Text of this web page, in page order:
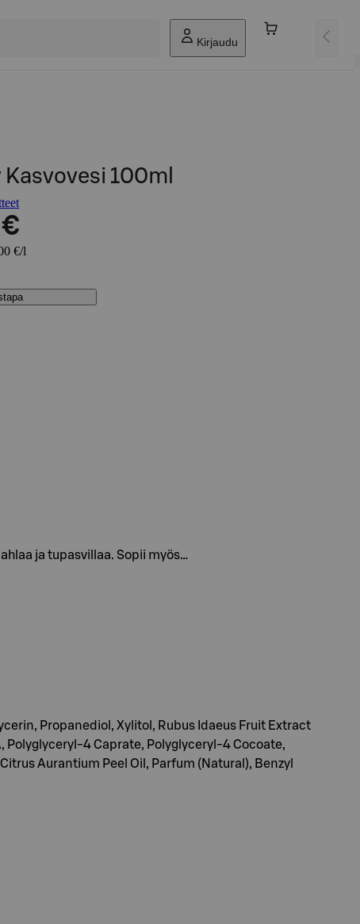
Kirjaudu
100ml
€/l
ja tupasvillaa. Sopii myös…
Propanediol, Xylitol, Rubus Idaeus Fruit Extract
4 Caprate, Polyglyceryl-4 Cocoate,
Aurantium Peel Oil, Parfum (Natural), Benzyl